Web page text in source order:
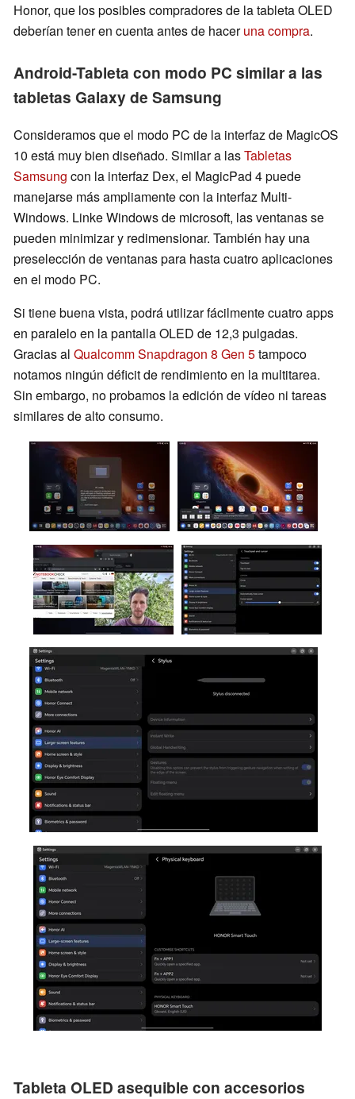
Honor, que los posibles compradores de la tableta OLED
deberían tener en cuenta antes de haceruna compra.
Android-Tableta con modo PC similar a las
tabletas Galaxy de Samsung
Consideramos que el modo PC de la interfaz de MagicOS
10 está muy bien diseñado. Similar a lasTabletas
Samsung con la interfaz Dex, el MagicPad 4 puede
manejarse más ampliamente con la interfaz Multi-
Windows. Linke Windows de microsoft, las ventanas se
pueden minimizar y redimensionar. También hay una
preselección de ventanas para hasta cuatro aplicaciones
en el modo PC.
Si tiene buena vista, podrá utilizar fácilmente cuatro apps
en paralelo en la pantalla OLED de 12,3 pulgadas.
Gracias al Qualcomm Snapdragon 8 Gen 5tampoco
notamos ningún déficit de rendimiento en la multitarea.
Sin embargo, no probamos la edición de vídeo ni tareas
similares de alto consumo.
Tableta OLED asequible con accesorios